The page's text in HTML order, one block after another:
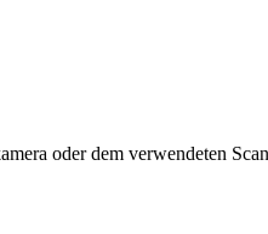
oder dem verwendeten